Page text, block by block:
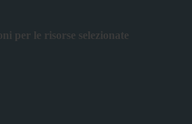
per le risorse selezionate